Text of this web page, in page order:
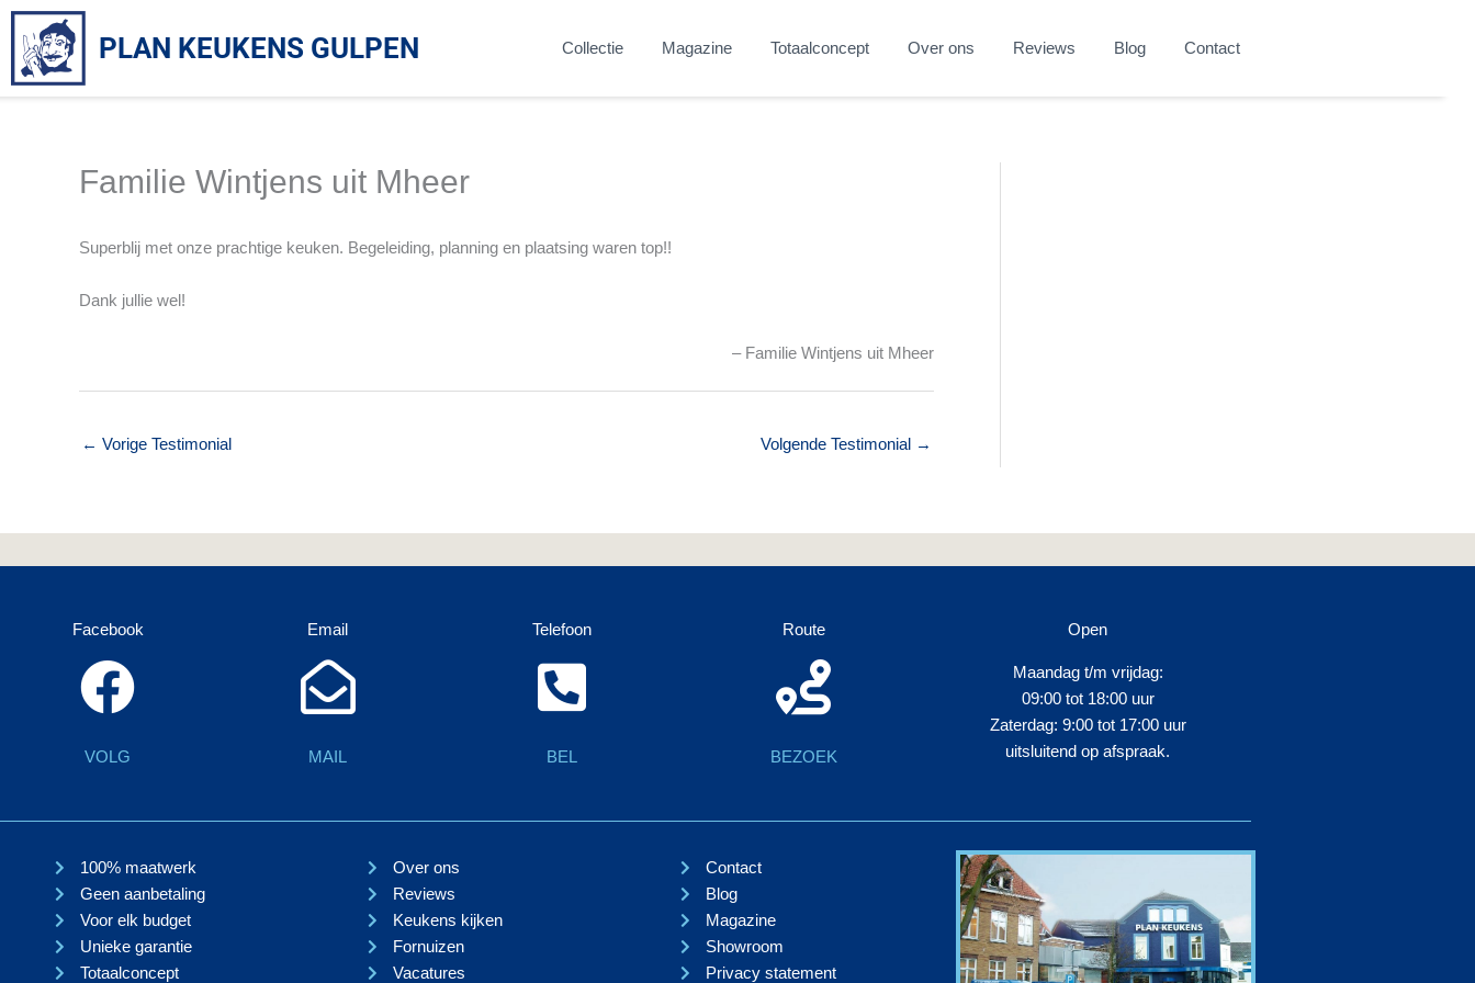
Ga
naar
inhoud
PLAN KEUKENS GULPEN Collectie Magazine Totaalconcept Over ons Reviews Blog Contact
Familie Wintjens uit Mheer
Superblij met onze prachtige keuken. Begeleiding, planning en plaatsing waren top!!
Dank jullie wel!
Familie Wintjens uit Mheer
← Vorige Testimonial Volgende Testimonial →
Facebook
VOLG
Email
MAIL
Telefoon
BEL
Route
BEZOEK
Open
Maandag t/m vrijdag:
09:00 tot 18:00 uur
Zaterdag: 9:00 tot 17:00 uur
uitsluitend op afspraak.
100% maatwerk
Geen aanbetaling
Voor elk budget
Unieke garantie
Totaalconcept
Over ons
Reviews
Keukens kijken
Fornuizen
Vacatures
Contact
Blog
Magazine
Showroom
Privacy statement